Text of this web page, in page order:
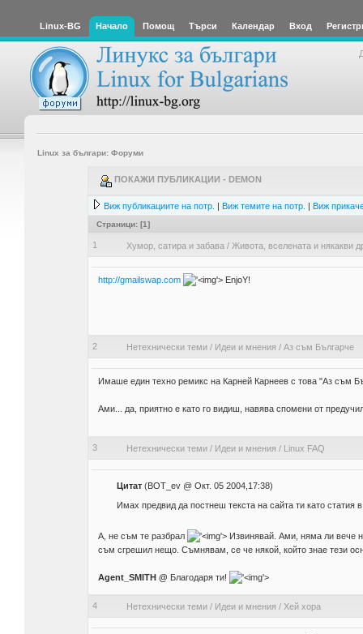
Linux-BG Начало Помощ Търси Календар Вход
Linux за българи: Форуми
ПОКАЖИ ПУБЛИКАЦИИ - DEMON
Виж публикациите на потр. | Виж темите на потр. | Виж
Страници: [1]
1 Хумор, сатира и забава / Живота, вселената и някакви
http://gmailswap.com '>EnjoY!
2 Нетехнически теми/ Идеи и мнения / Аз съм Българче
Имаше един техно ремикс на Карней Карнеев с това "Аз съм
Ами... да, приятно е като го видиш, навява спомени от
3 Нетехнически теми/ Идеи и мнения / Linux FAQ
Цитат(BOT_ev @ Окт. 05 2004,17:38)
Имах предвид да постнеш текста на сайта ти като статия
А, не съм те разбрал '>Извинявай. Ами, няма ли вече
съм сгрешил нещо. Съмнявам, се че някой, който знае тези
Agent_SMITH @ Благодаря ти! '>
4 Нетехнически теми/ Идеи и мнения / Хей хора